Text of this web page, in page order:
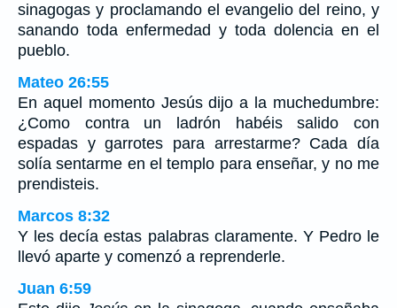
sinagogas y proclamando el evangelio del reino, y
sanando toda enfermedad y toda dolencia en el
pueblo.
Mateo 26:55
En aquel momento Jesús dijo a la muchedumbre:
¿Como contra un ladrón habéis salido con
espadas y garrotes para arrestarme? Cada día
solía sentarme en el templo para enseñar, y no me
prendisteis.
Marcos 8:32
Y les decía estas palabras claramente. Y Pedro le
llevó aparte y comenzó a reprenderle.
Juan 6:59